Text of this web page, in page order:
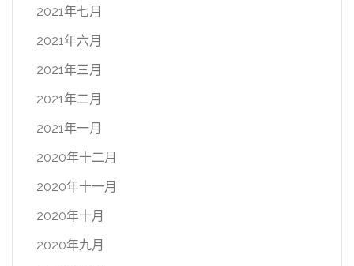
2021年七月
2021年六月
2021年三月
2021年二月
2021年一月
2020年十二月
2020年十一月
2020年十月
2020年九月